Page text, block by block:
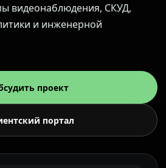
видеонаблюдения, СКУД,
и инженерной
проект
портал